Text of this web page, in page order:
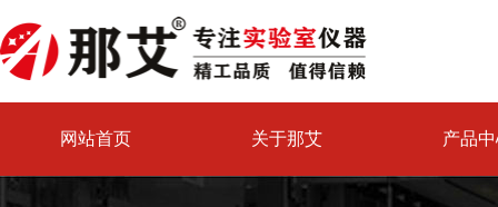
网站首页 关于那艾 产品